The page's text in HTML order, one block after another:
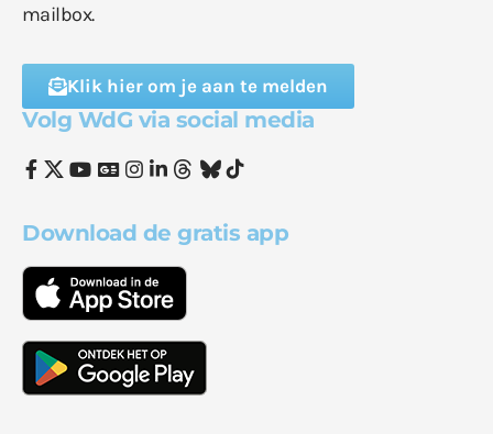
mailbox.
Klik hier om je aan te melden
Volg WdG via social media
Download de gratis app